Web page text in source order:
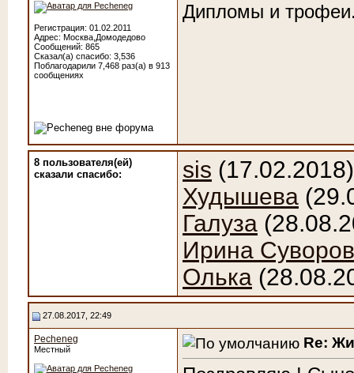
Регистрация: 01.02.2011
Адрес: Москва,Домодедово
Сообщений: 865
Сказал(а) спасибо: 3,536
Поблагодарили 7,468 раз(а) в 913
сообщениях
Дипломы и
8 пользователя(ей)
сказали cпасибо:
sis
Худышева
Галуза
Ирина
Олька
27.08.2017, 22:49
Pecheneg
Местный Re: